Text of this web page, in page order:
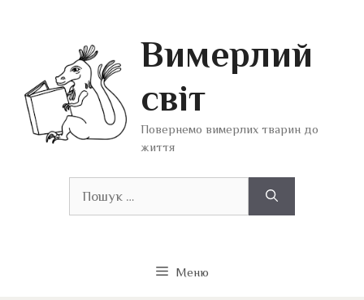
Вимерлий
світ
Повернемо вимерлих тварин до
життя
Меню